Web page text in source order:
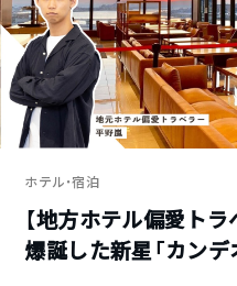
ホテル・宿泊
【地方ホテル偏愛ト
爆誕した新星「カン